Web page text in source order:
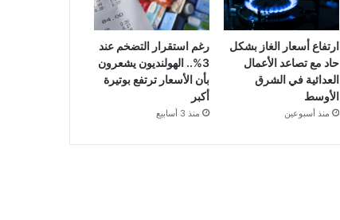
ارتفاع أسعار الغاز بشكل
حاد مع تصاعد الأعمال
العدائية في الشرق
الأوسط
منذ أسبوعين
رغم استقرار التضخم عند
3%.. الهولنديون يشعرون
بأن الأسعار ترتفع بوتيرة
أكبر
منذ 3 أسابيع